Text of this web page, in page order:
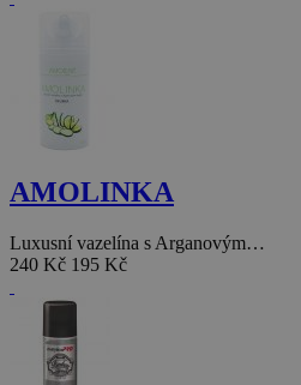
AMOLINKA
Luxusní vazelína s Arganovým…
240 Kč 195 Kč